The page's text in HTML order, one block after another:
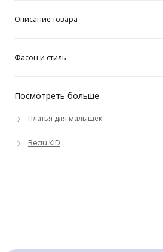
Посмотреть больше
Платья для малышек
Beau KiD
Описание товара
Фасон и стиль